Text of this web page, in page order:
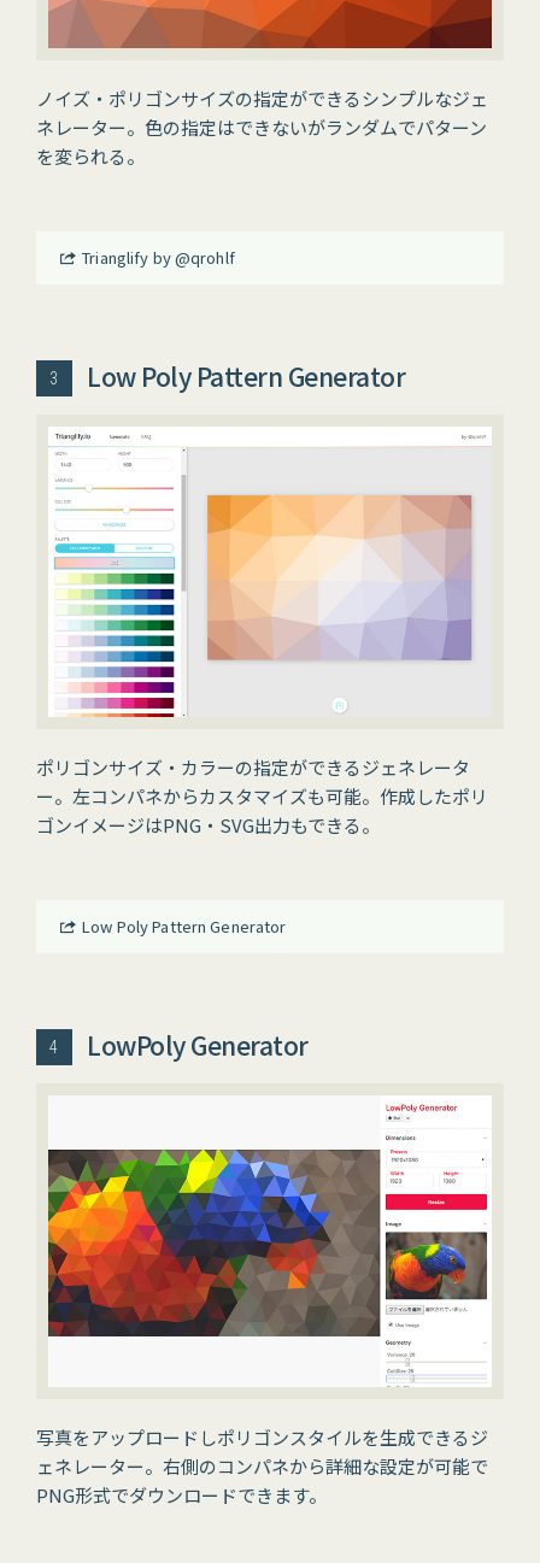
ノイズ・ポリゴンサイズの指定ができるシンプルなジェ
ネレーター。色の指定はできないがランダムでパターン
を変られる。
Trianglify by @qrohlf
Low Poly Pattern Generator
ポリゴンサイズ・カラーの指定ができるジェネレータ
ー。左コンパネからカスタマイズも可能。作成したポリ
ゴンイメージはPNG・SVG出力もできる。
Low Poly Pattern Generator
LowPoly Generator
写真をアップロードしポリゴンスタイルを生成できるジ
ェネレーター。右側のコンパネから詳細な設定が可能で
PNG形式でダウンロードできます。